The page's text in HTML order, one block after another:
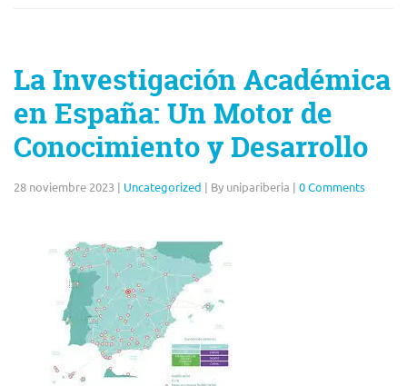
La Investigación Académica
en España: Un Motor de
Conocimiento y Desarrollo
28 noviembre 2023 | Uncategorized | By unipariberia | 0 Comments